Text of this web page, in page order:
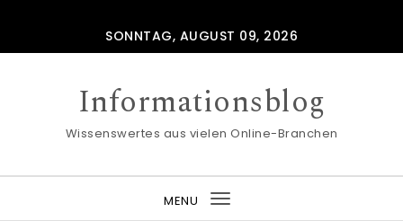
SONNTAG, AUGUST 09, 2026
Informationsblog
Wissenswertes aus vielen Online-Branchen
MENU
Toggle